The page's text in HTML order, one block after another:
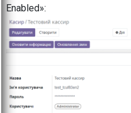
Enabled»: